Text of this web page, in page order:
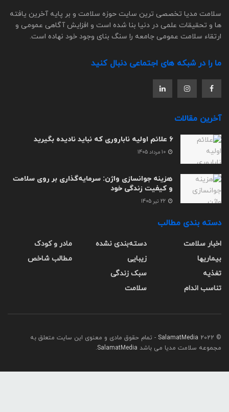
سلامت مدیا تخصصی ترین سایت حوزه سلامت و بر پایه آخرین یافته
ها و تحقیقات علمی در دنیا بنا شده است و افزایش آگاهی عمومی و
ارتقاء سلامت عمومی جامعه را سنگ بنای وجود خود نهاده است.
ما را در شبکه های اجتماعی دنبال کنید
آخرین مقالات
6 علائم اولیه ناباروری که نباید نادیده بگیرید
هزینه جوانسازی واژن: سرمایه‌گذاری بر روی سلامت
و کیفیت زندگی خود
دسته بندی مطالب
اخبار سلامت
بیماریها
تغذیه
تناسب اندام
دسته‌بندی نشده
زیبایی
سبک زندگی
سلامت
مادر و کودک
مطالب شاخص
© 2022
SalamatMedia - تمام حقوق مادی و معنوی این سایت متعلق به
مجموعه سلامت مدیا می باشد SalamatMedia
.